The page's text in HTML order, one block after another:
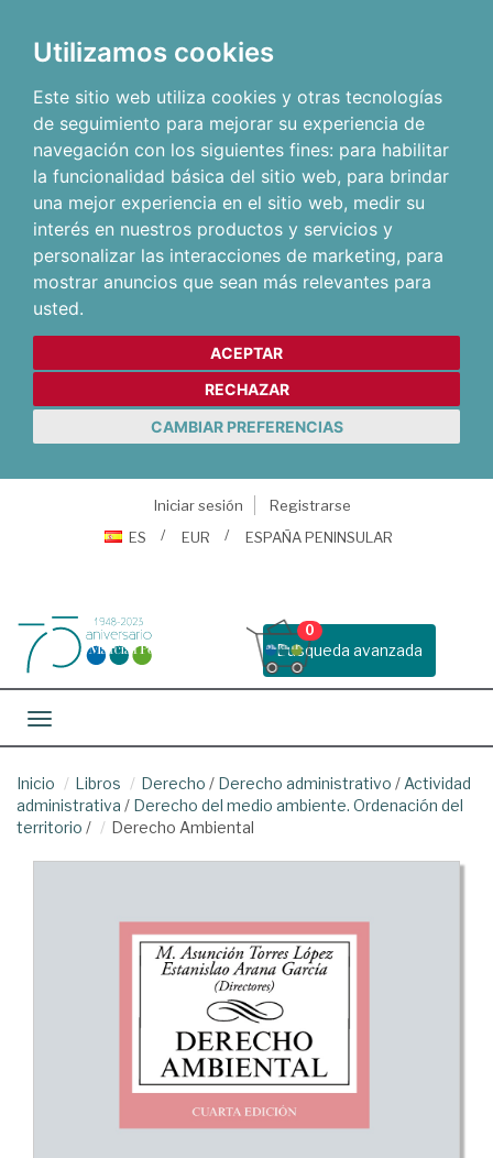
Utilizamos cookies
Este sitio web utiliza cookies y otras tecnologías
de seguimiento para mejorar su experiencia de
navegación con los siguientes fines: para habilitar
la funcionalidad básica del sitio web, para brindar
una mejor experiencia en el sitio web, medir su
interés en nuestros productos y servicios y
personalizar las interacciones de marketing, para
mostrar anuncios que sean más relevantes para
usted.
ACEPTAR
RECHAZAR
CAMBIAR PREFERENCIAS
Iniciar sesión
Registrarse
ES
EUR ESPAÑA PENINSULAR
Busqueda avanzada
0
Toggle navigation
Inicio Libros Derecho / Derecho administrativo / Actividad
administrativa / Derecho del medio ambiente. Ordenación del
territorio / Derecho Ambiental